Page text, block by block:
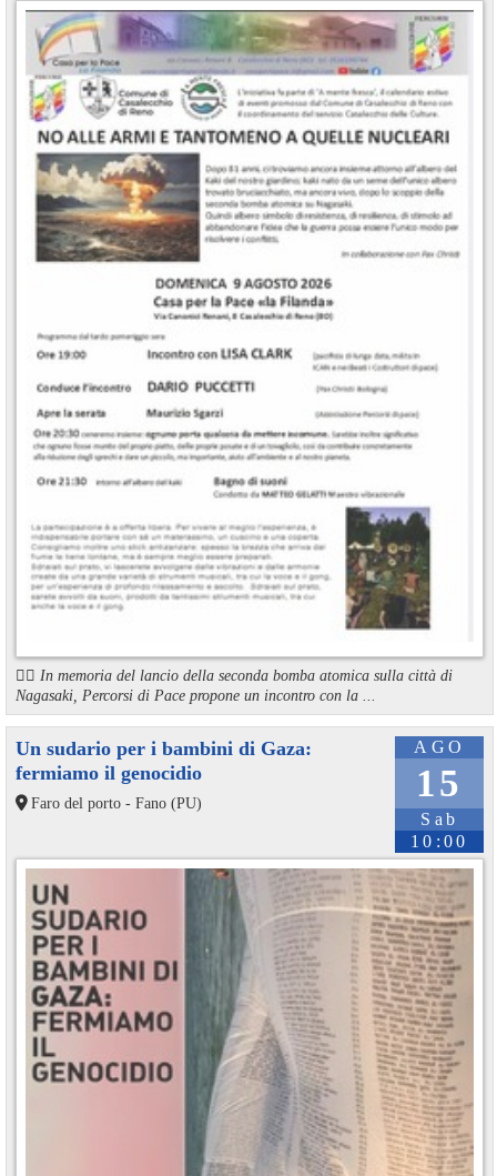
🏳️‍🌈 In memoria del lancio della seconda bomba atomica sulla città di
Nagasaki, Percorsi di Pace propone un incontro con la ...
AGO
15
Sab
10:00
Un sudario per i bambini di Gaza:
fermiamo il genocidio
Faro del porto - Fano (PU)